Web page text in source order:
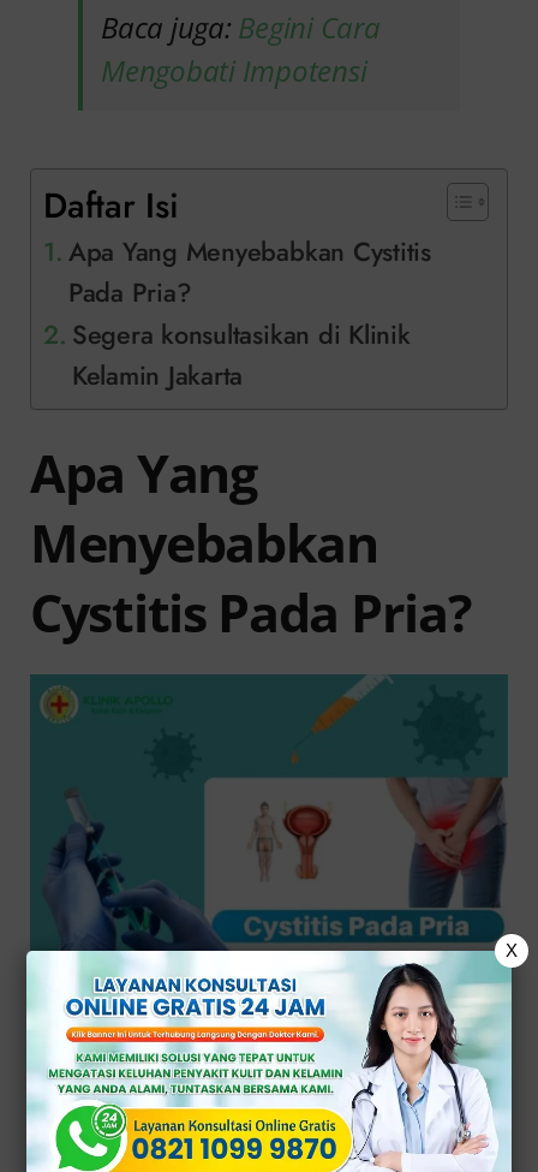
Baca juga: Begini Cara
Mengobati Impotensi
Daftar Isi
Apa Yang Menyebabkan Cystitis
Pada Pria?
Segera konsultasikan di Klinik
Kelamin Jakarta
Apa Yang
Menyebabkan
Cystitis Pada Pria?
Img: klinikapollojakarta.com
Jenis cystitis yang berbeda,
diantaranya:
X